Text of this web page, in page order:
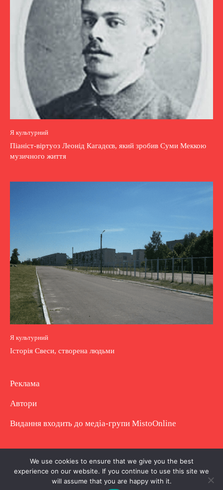
Я культурний
Піаніст-віртуоз Леонід Кагадєєв, який зробив Суми Меккою
музичного життя
Я культурний
Історія Свеси, створена людьми
Реклама
Автори
Видання входить до медіа-групи MistoOnline
Copyright © Повне використання матеріалу
заборонено. Частково можна з гіперпосиланням.
We use cookies to ensure that we give you the best
experience on our website. If you continue to use this site we
will assume that you are happy with it.